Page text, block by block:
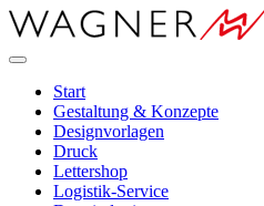
Direkt
zum
Inhalt
Start
Gestaltung & Konzepte
Designvorlagen
Druck
Lettershop
Logistik-Service